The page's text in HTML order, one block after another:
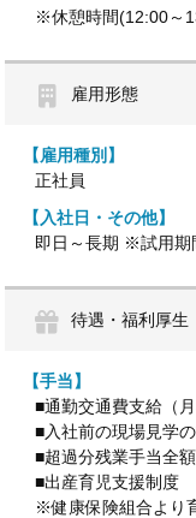
※休憩時間(12:00～
雇用形態
【雇用種別】
正社員
【入社日・その他】
即日～長期 ※試用期
待遇・福利厚生
【手当】
■通勤交通費支給（月
■入社前の現場見学
■超過分残業手当全
■出産育児支援制度
※健康保険組合より